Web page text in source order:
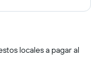
locales a pagar al